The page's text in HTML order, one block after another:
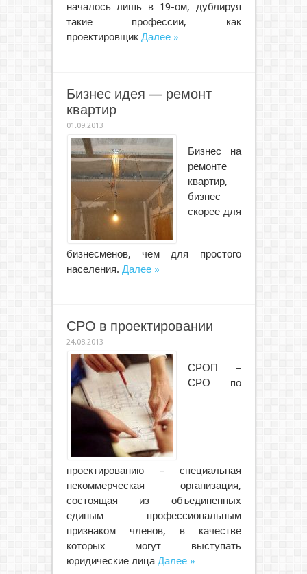
началось лишь в 19-ом, дублируя
такие профессии, как
проектировщик Далее »
Бизнес идея — ремонт
квартир
01.09.2013
Бизнес на
ремонте
квартир,
бизнес
скорее для
бизнесменов, чем для простого
населения. Далее »
СРО в проектировании
24.08.2013
СРОП –
СРО по
проектированию – специальная
некоммерческая организация,
состоящая из объединенных
единым профессиональным
признаком членов, в качестве
которых могут выступать
юридические лицаДалее »